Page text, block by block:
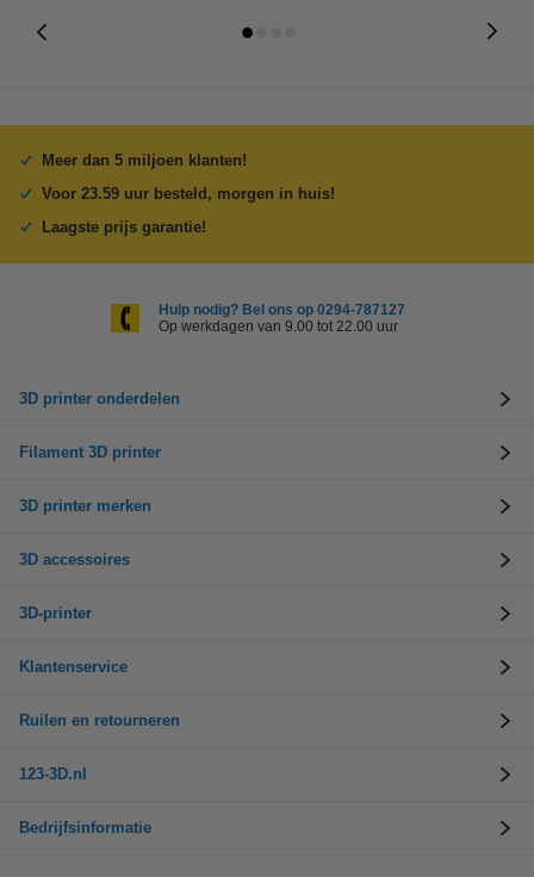
Meer dan 5 miljoen klanten!
Voor 23.59 uur besteld, morgen in huis!
Laagste prijs garantie!
Hulp nodig? Bel ons op 0294-787127
Op werkdagen van 9.00 tot 22.00 uur
3D printer onderdelen
Filament 3D printer
3D printer merken
3D accessoires
3D-printer
Klantenservice
Ruilen en retourneren
123-3D.nl
Bedrijfsinformatie